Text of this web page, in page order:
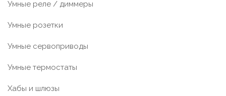
Умные реле / диммеры
Умные розетки
Умные сервоприводы
Умные термостаты
Хабы и шлюзы